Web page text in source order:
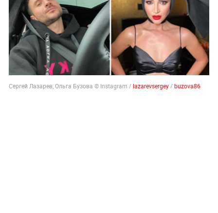
Сергей Лазарев, Ольга Бузова © Instagram / lazarevsergey/buzova86